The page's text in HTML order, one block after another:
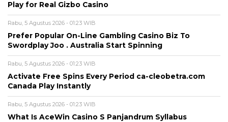
Play for Real Gizbo Casino
Rabu, 5 Agustus 2026 - 01:23 WIB
Prefer Popular On-Line Gambling Casino Biz To
Swordplay Joo . Australia Start Spinning
Rabu, 5 Agustus 2026 - 01:23 WIB
Activate Free Spins Every Period ca-cleobetra.com
Canada Play Instantly
Rabu, 5 Agustus 2026 - 01:23 WIB
What Is AceWin Casino S Panjandrum Syllabus